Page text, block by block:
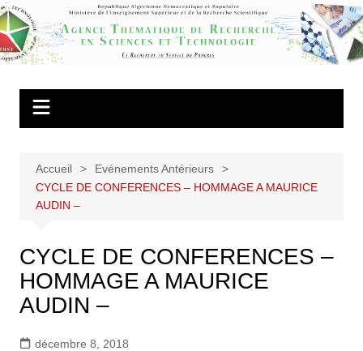
Aller
au
contenu
Agence
Thématique de
Recherche en
Accueil
Evénements Antérieurs
CYCLE DE CONFERENCES – HOMMAGE A MAURICE
AUDIN –
CYCLE DE CONFERENCES –
HOMMAGE A MAURICE
AUDIN –
décembre 8, 2018